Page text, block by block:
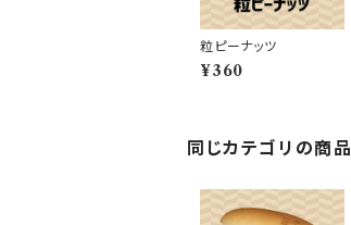
粒ピーナッツ
¥360
同じカテゴリの商品